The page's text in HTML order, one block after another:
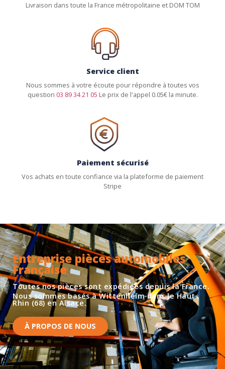
Livraison dans toute la France métropolitaine et DOM TOM
Service client
Nous sommes à votre écoute pour répondre à toutes vos
question 03 89 34 21 05 Le prix de l'appel 0.05€ la minute.
Paiement sécurisé
Vos achats en toute confiance via la plateforme de paiement
Stripe
Entreprise pièces automobiles
Française
Toutes nos pièces sont expédiées depuis la France.
Nous sommes basés à Wittenheim dans le Haut-
Rhin (68) en Alsace.
À PROPOS DE NOUS